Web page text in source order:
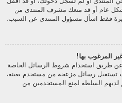
عام أو قد منعك مشرف المنتدى من
فقط اسأل مسؤول المنتدى عن السبب.
المرغوب بها!
طريق استخدام شروط الرسائل الخاصة
تستقبل رسائل مزعجة من مستخدم بعينه،
لديهم السلطة لمنع المستخدمين من